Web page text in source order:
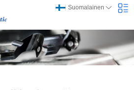
Suomalainen